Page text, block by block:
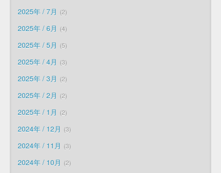
2025年 / 7月 2
2025年 / 6月 4
2025年 / 5月 5
2025年 / 4月 3
2025年 / 3月 2
2025年 / 2月 2
2025年 / 1月 2
2024年 / 12月 3
2024年 / 11月 3
2024年 / 10月 2